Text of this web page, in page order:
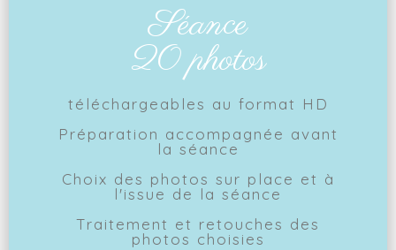
Séance
20 photos
téléchargeables au format HD
Préparation accompagnée avant
la séance
Choix des photos sur place et à
l'issue de la séance
Traitement et retouches des
photos choisies